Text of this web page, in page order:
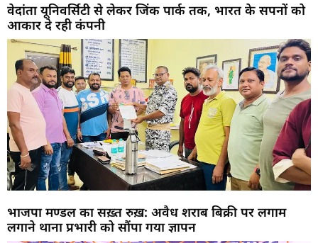
वेदांता यूनिवर्सिटी से लेकर जिंक पार्क तक, भारत के सपनों को
आकार दे रही कंपनी
भाजपा मण्डल का सख़्त रुख़: अवैध शराब बिक्री पर लगाम
लगाने थाना प्रभारी को सौंपा गया ज्ञापन